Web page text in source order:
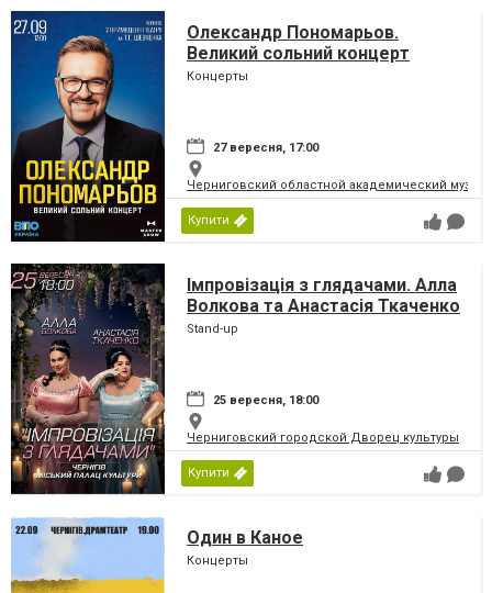
Олександр Пономарьов.
Великий сольний концерт
Концерты
27 вересня, 17:00
Черниговский областной академический
Купити
Імпровізація з глядачами. Алла
Волкова та Анастасія Ткаченко
Stand-up
25 вересня, 18:00
Черниговский городской Дворец культуры
Купити
Один в Каное
Концерты